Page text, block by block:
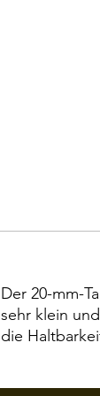
Der 20-mm-
sehr klein
die